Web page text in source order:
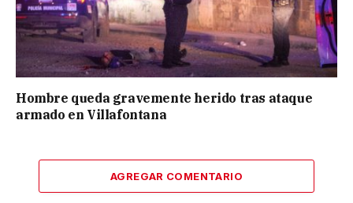
Hombre queda gravemente herido tras ataque
armado en Villafontana
AGREGAR COMENTARIO